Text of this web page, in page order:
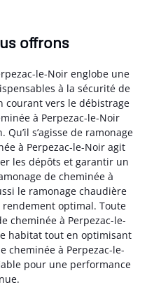
offrons
le-Noir englobe une
à la sécurité de
courant vers le débistrage
à Perpezac-le-Noir
s’agisse de ramonage
à Perpezac-le-Noir agit
les dépôts et garantir un
de cheminée à
le ramonage chaudière
optimal. Toute
cheminée à Perpezac-le-
habitat tout en optimisant
cheminée à Perpezac-le-
pour une performance